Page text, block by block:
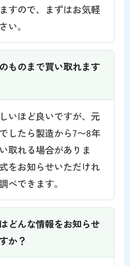
すので、まずはお気軽
い。
ものまで買い取れます
いほど良いですが、元
したら製造から7〜8年
取れる場合がありま
をお知らせいただけれ
べできます。
どんな情報をお知らせ
か？